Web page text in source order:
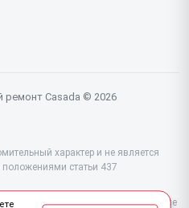
Casada © 2026
характер и не является
статьи 437
и ремонте техники Casada, но не